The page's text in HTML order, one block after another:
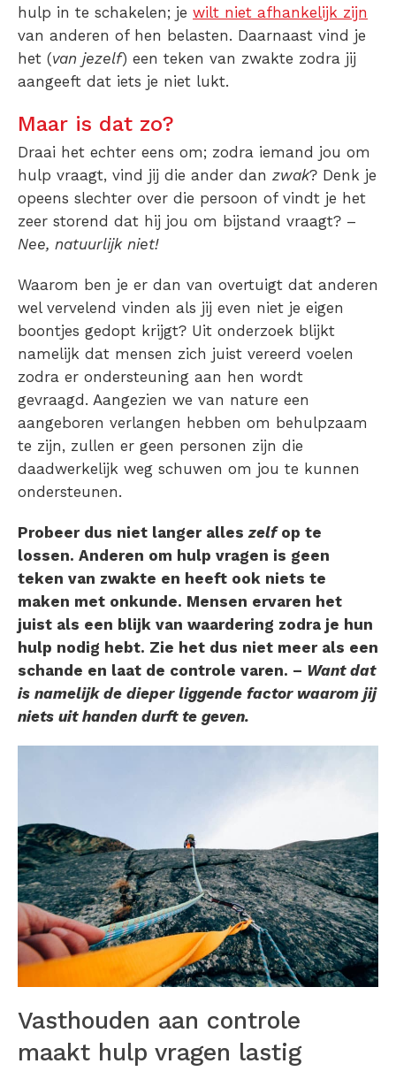
hulp in te schakelen; je wilt niet afhankelijk zijn
van anderen of hen belasten. Daarnaast vind je
het (van jezelf) een teken van zwakte zodra jij
aangeeft dat iets je niet lukt.
Maar is dat zo?
Draai het echter eens om; zodra iemand jou om
hulp vraagt, vind jij die ander dan zwak? Denk je
opeens slechter over die persoon of vindt je het
zeer storend dat hij jou om bijstand vraagt? –
Nee, natuurlijk niet!
Waarom ben je er dan van overtuigt dat anderen
wel vervelend vinden als jij even niet je eigen
boontjes gedopt krijgt? Uit onderzoek blijkt
namelijk dat mensen zich juist vereerd voelen
zodra er ondersteuning aan hen wordt
gevraagd. Aangezien we van nature een
aangeboren verlangen hebben om behulpzaam
te zijn, zullen er geen personen zijn die
daadwerkelijk weg schuwen om jou te kunnen
ondersteunen.
Probeer dus niet langer alleszelfop te
lossen. Anderen om hulp vragen is geen
teken van zwakte en heeft ook niets te
maken met onkunde. Mensen ervaren het
juist als een blijk van waardering zodra je hun
hulp nodig hebt. Zie het dus niet meer als een
schande en laat de controle varen. – Want dat
is namelijk de dieper liggende factor waarom jij
niets uit handen durft te geven.
Vasthouden aan controle
maakt hulp vragen lastig